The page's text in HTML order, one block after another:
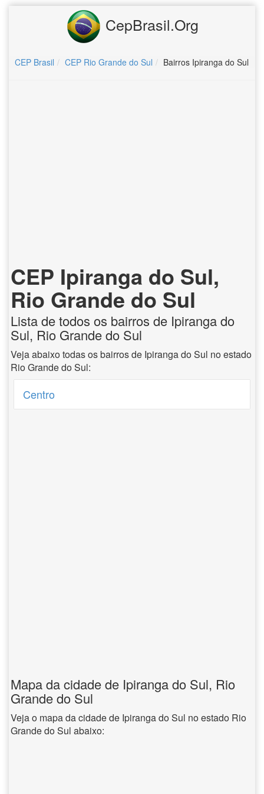
CepBrasil.Org
CEP Brasil CEP Rio Grande do Sul Bairros Ipiranga do Sul
CEP Ipiranga do Sul,
Rio Grande do Sul
Lista de todos os bairros de Ipiranga do
Sul, Rio Grande do Sul
Veja abaixo todas os bairros de Ipiranga do Sul no estado
Rio Grande do Sul:
Centro
Mapa da cidade de Ipiranga do Sul, Rio
Grande do Sul
Veja o mapa da cidade de Ipiranga do Sul no estado Rio
Grande do Sul abaixo: